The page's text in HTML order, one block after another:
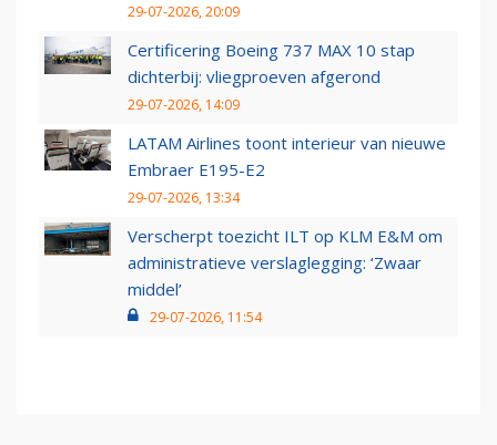
29-07-2026, 20:09
Certificering Boeing 737 MAX 10 stap
dichterbij: vliegproeven afgerond
29-07-2026, 14:09
LATAM Airlines toont interieur van nieuwe
Embraer E195-E2
29-07-2026, 13:34
Verscherpt toezicht ILT op KLM E&M om
administratieve verslaglegging: ‘Zwaar
middel’
29-07-2026, 11:54